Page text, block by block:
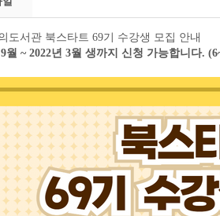
도서관 북스타트 69기 수강생 모집 안내
월 ~ 2022년 3월 생까지 신청 가능합니다.